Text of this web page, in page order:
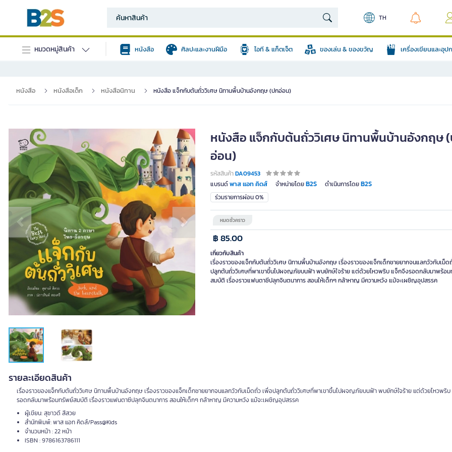
TH
หมวดหมู่สินค้า หนังสือ ศิลปะและงานฝีมือ ไอที & แก็ตเจ็ต ของเล่น & ของขวัญ เครื่องเขียนและอุ
หนังสือ หนังสือเด็ก หนังสือนิทาน หนังสือ แจ็กกับต้นถั่ววิเศษ นิทานพื้นบ้านอังกฤษ (ปกอ่อน)
Previous slide Next slide
หนังสือ แจ็กกับต้นถั่ววิเศษ นิทานพื้นบ้านอังกฤษ
อ่อน)
รหัสสินค้าDA09453
แบรนด์พาส แอท คิดส์ จำหน่ายโดยB2S ดำเนินการโดยB2S
ร่วมรายการผ่อน 0%
หมดชั่วคราว
฿ 85.00
เกี่ยวกับสินค้า
เรื่องราวของแจ็กกับต้นถั่ววิเศษ นิทานพื้นบ้านอังกฤษ เรื่องราวของแจ็กเด็กชายยากจนแลกวัวกับเม็ด
ปลูกต้นถั่ววิเศษที่พาเขาขึ้นไปผจญภัยบนฟ้า พบยักษ์ใจร้าย แต่ด้วยไหวพริบ แจ็กจึงรอดกลับมาพร้อ
สมบัติ เรื่องราวแฟนตาซีปลุกจินตนาการ สอนให้เด็กๆ กล้าหาญ มีความหวัง แม้จะเผชิญอุปสรรค
รายละเอียดสินค้า
เรื่องราวของแจ็กกับต้นถั่ววิเศษ นิทานพื้นบ้านอังกฤษ เรื่องราวของแจ็กเด็กชายยากจนแลกวัวกับเม็ดถั่ว เพื่อปลูกต้นถั่ววิเศษที่พาเขาขึ้นไปผจญภัยบนฟ้า พบยักษ์ใจร้าย แต่ด้วยไหวพริ
รอดกลับมาพร้อมทรัพย์สมบัติ เรื่องราวแฟนตาซีปลุกจินตนาการ สอนให้เด็กๆ กล้าหาญ มีความหวัง แม้จะเผชิญอุปสรรค
ผู้เขียน: สุชาวดี สีสวย
สำนักพิมพ์: พาส แอท คิดส์/Pass@Kids
จำนวนหน้า : 22 หน้า
ISBN : 9786163786111